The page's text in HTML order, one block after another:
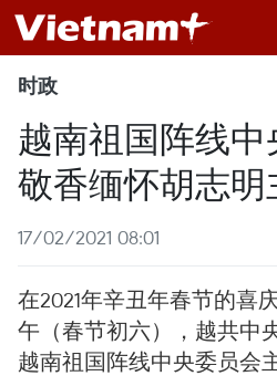
时政
越南祖国阵线
敬香缅怀胡志明
17/02/2021 08:01
在2021年辛丑年春节的喜
午（春节初六），越共中
越南祖国阵线中央委员会